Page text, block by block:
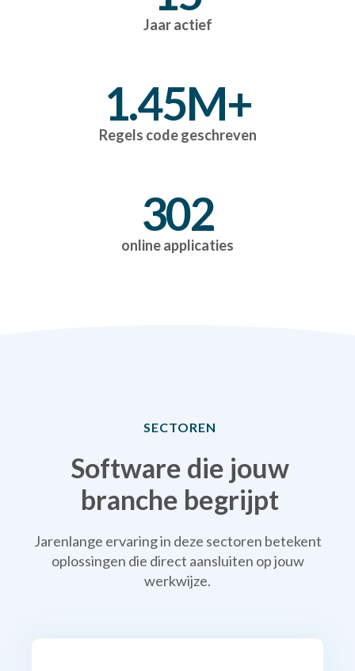
Jaar actief
Regels code geschreven
1.45M+
online applicaties
302
SECTOREN
Software die jouw
branche begrijpt
Jarenlange ervaring in deze sectoren betekent
oplossingen die direct aansluiten op jouw
werkwijze.